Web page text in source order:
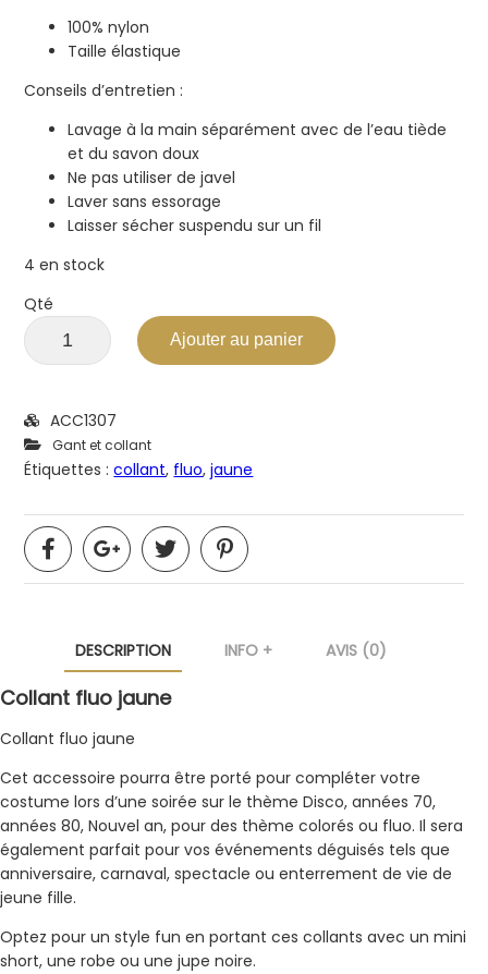
100% nylon
Taille élastique
Conseils d’entretien :
Lavage à la main séparément avec de l’eau tiède
et du savon doux
Ne pas utiliser de javel
Laver sans essorage
Laisser sécher suspendu sur un fil
4 en stock
Qté
Ajouter au panier
ACC1307
Gant et collant
Étiquettes :collant, fluo,jaune
DESCRIPTION INFO + AVIS (0)
Collant fluo jaune
Collant fluo jaune
Cet accessoire pourra être porté pour compléter votre
costume lors d’une soirée sur le thème Disco, années 70,
années 80, Nouvel an, pour des thème colorés ou fluo. Il sera
également parfait pour vos événements déguisés tels que
anniversaire, carnaval, spectacle ou enterrement de vie de
jeune fille.
Optez pour un style fun en portant ces collants avec un mini
short, une robe ou une jupe noire.